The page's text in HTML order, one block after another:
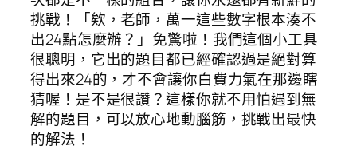
挑戰！「欸，老師，萬一這些數字根本湊不
出24點怎麼辦？」免驚啦！我們這個小工具
很聰明，它出的題目都已經確認過是絕對算
得出來24的，才不會讓你白費力氣在那邊瞎
猜喔！是不是很讚？這樣你就不用怕遇到無
解的題目，可以放心地動腦筋，挑戰出最快
的解法！